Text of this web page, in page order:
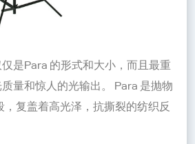
是Para 的形式和大小，而且最重
量和惊人的光输出。 Para 是抛物
，复盖着高光泽，抗撕裂的纺织反